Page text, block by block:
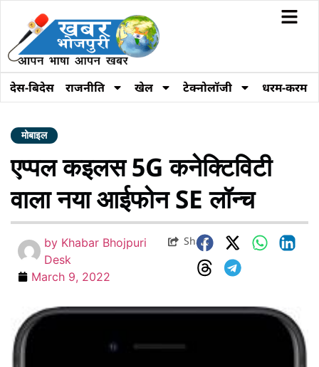
देस-बिदेस राजनीति खेल टेक्नोलॉजी धरम-करम
मोबाइल
एप्पल कइलस 5G कनेक्टिविटी
वाला नया आईफोन SE लॉन्च
by Khabar Bhojpuri
Desk
March 9, 2022
Share